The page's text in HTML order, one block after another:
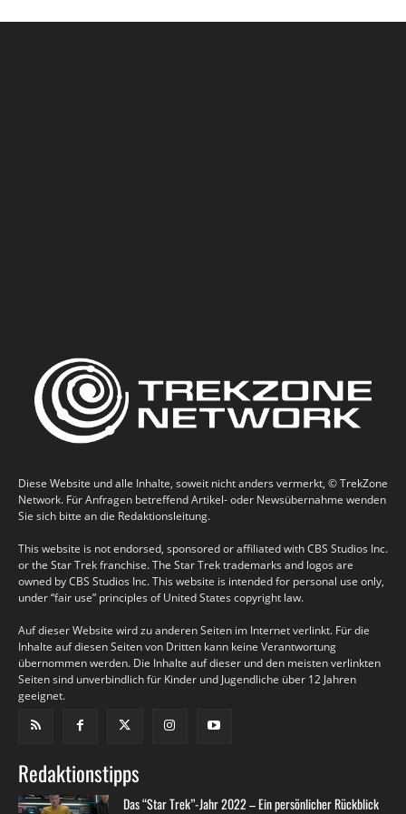
Diese Website und alle Inhalte, soweit nicht anders vermerkt, © TrekZone
Network. Für Anfragen betreffend Artikel- oder Newsübernahme wenden
Sie sich bitte an die Redaktionsleitung.
This website is not endorsed, sponsored or affiliated with CBS Studios Inc.
or the Star Trek franchise. The Star Trek trademarks and logos are
owned by CBS Studios Inc. This website is intended for personal use only,
under “fair use” principles of United States copyright law.
Auf dieser Website wird zu anderen Seiten im Internet verlinkt. Für die
Inhalte auf diesen Seiten von Dritten kann keine Verantwortung
übernommen werden. Die Inhalte auf dieser und den meisten verlinkten
Seiten sind unverbindlich für Kinder und Jugendliche über 12 Jahren
geeignet.
Redaktionstipps
Das “Star Trek”-Jahr 2022 – Ein persönlicher Rückblick